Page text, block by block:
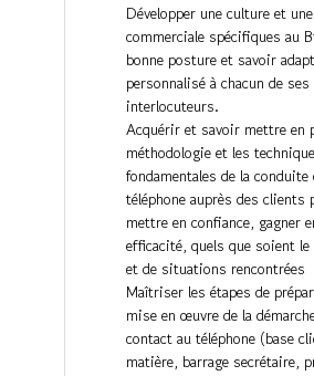
Développer une culture et
commerciale spécifiques au
bonne posture et savoir
personnalisé à chacun de
interlocuteurs.
Acquérir et savoir mettre en
méthodologie et les
fondamentales de la
téléphone auprès des clients
mettre en confiance, gagner
efficacité, quels que soient
et de situations rencontrées
Maîtriser les étapes de
mise en œuvre de la
contact au téléphone (base
matière, barrage secrétaire,